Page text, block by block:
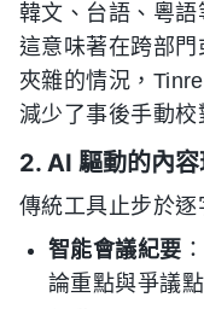
韓文、台語、粵語
這意味著在跨部
夾雜的情況，
減少了事後手動校
2. AI 驅動的內
傳統工具止步於逐
智能會議紀要
論重點與爭議點